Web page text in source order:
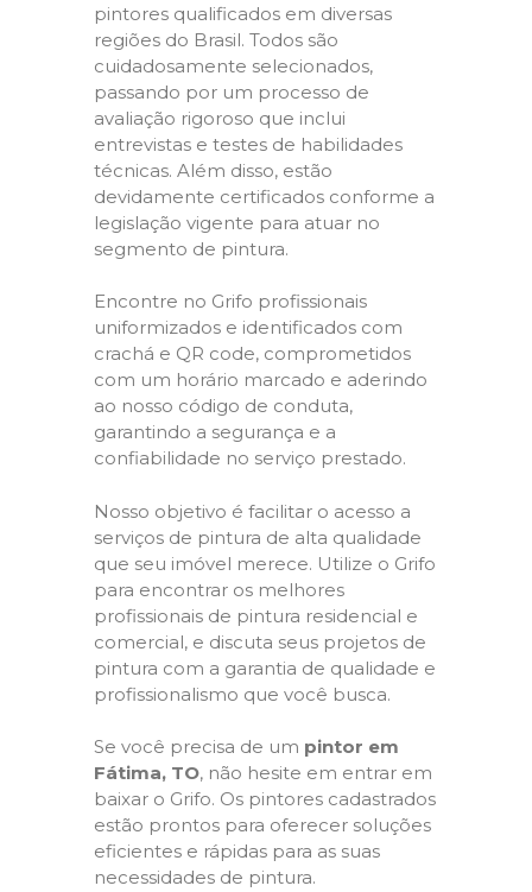
pintores qualificados em diversas
regiões do Brasil. Todos são
cuidadosamente selecionados,
passando por um processo de
avaliação rigoroso que inclui
entrevistas e testes de habilidades
técnicas. Além disso, estão
devidamente certificados conforme a
legislação vigente para atuar no
segmento de pintura.
Encontre no Grifo profissionais
uniformizados e identificados com
crachá e QR code, comprometidos
com um horário marcado e aderindo
ao nosso código de conduta,
garantindo a segurança e a
confiabilidade no serviço prestado.
Nosso objetivo é facilitar o acesso a
serviços de pintura de alta qualidade
que seu imóvel merece. Utilize o Grifo
para encontrar os melhores
profissionais de pintura residencial e
comercial, e discuta seus projetos de
pintura com a garantia de qualidade e
profissionalismo que você busca.
Se você precisa de um pintor em
Fátima, TO, não hesite em entrar em
baixar o Grifo. Os pintores cadastrados
estão prontos para oferecer soluções
eficientes e rápidas para as suas
necessidades de pintura.